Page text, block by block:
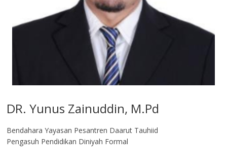
DR. Yunus Zainuddin, M.Pd
Bendahara Yayasan Pesantren Daarut Tauhiid
Pengasuh Pendidikan Diniyah Formal